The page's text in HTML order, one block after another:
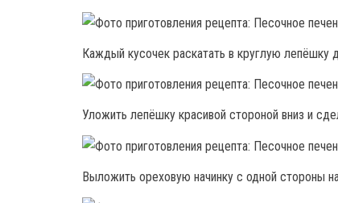
Каждый кусочек раскатать в круглую лепёшку
Уложить лепёшку красивой стороной вниз и
Выложить ореховую начинку с одной стороны